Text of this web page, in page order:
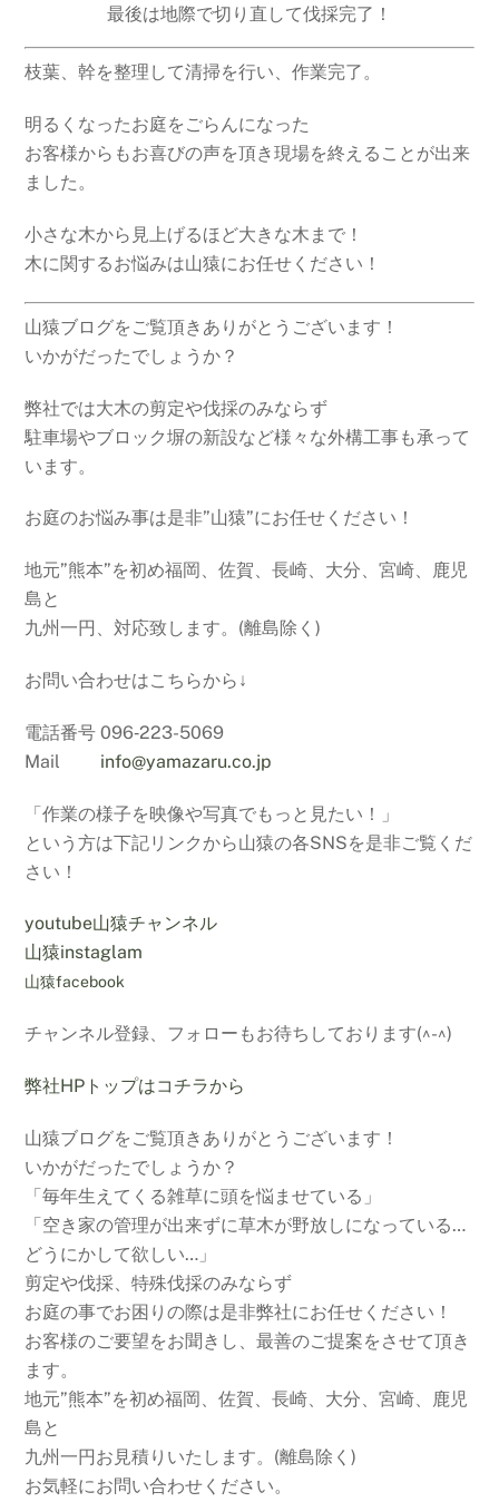
最後は地際で切り直して伐採完了！
枝葉、幹を整理して清掃を行い、作業完了。
明るくなったお庭をごらんになった
お客様からもお喜びの声を頂き現場を終えることが出来
ました。
小さな木から見上げるほど大きな木まで！
木に関するお悩みは山猿にお任せください！
山猿ブログをご覧頂きありがとうございます！
いかがだったでしょうか？
弊社では大木の剪定や伐採のみならず
駐車場やブロック塀の新設など様々な外構工事も承って
います。
お庭のお悩み事は是非”山猿”にお任せください！
地元”熊本”を初め福岡、佐賀、長崎、大分、宮崎、鹿児
島と
九州一円、対応致します。(離島除く)
お問い合わせはこちらから↓
電話番号 096‐223-5069
Mail
info@yamazaru.co.jp
「作業の様子を映像や写真でもっと見たい！」
という方は下記リンクから山猿の各SNSを是非ご覧くだ
さい！
youtube山猿チャンネル
山猿instaglam
山猿facebook
チャンネル登録、フォローもお待ちしております(^-^)
弊社HPトップはコチラから
山猿ブログをご覧頂きありがとうございます！
いかがだったでしょうか？
「毎年生えてくる雑草に頭を悩ませている」
「空き家の管理が出来ずに草木が野放しになっている…
どうにかして欲しい…」
剪定や伐採、特殊伐採のみならず
お庭の事でお困りの際は是非弊社にお任せください！
お客様のご要望をお聞きし、最善のご提案をさせて頂き
ます。
地元”熊本”を初め福岡、佐賀、長崎、大分、宮崎、鹿児
島と
九州一円お見積りいたします。(離島除く)
お気軽にお問い合わせください。